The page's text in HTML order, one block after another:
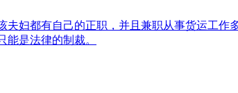
妇都有自己的正职，并且兼职从事货运工作
是法律的制裁。